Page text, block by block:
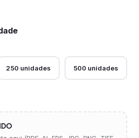
250 unidades 500 unidades